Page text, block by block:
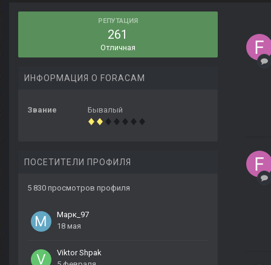
РЕПУТАЦИЯ
261
Отличная
ИНФОРМАЦИЯ О FORACAM
Звание Бывалый
ПОСЕТИТЕЛИ ПРОФИЛЯ
5 830 просмотров профиля
Марк_97
18 мая
Viktor Shpak